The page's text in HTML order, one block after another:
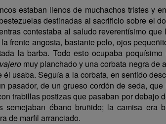
estaban llenos de muchachos tristes y
destinadas al sacrificio sobre el
contestaba al saludo reverentísimo
frente angosta, bastante pelo, ojos
la barba. Todo esto ocupaba
muy planchado y una corbata negra de
usaba. Seguía a la corbata, en sentido
pasador, de un grueso cordón de seda,
trabillas postizas que pasaban por debajo
ébano bruñido; la camisa
de marfil arranciado.